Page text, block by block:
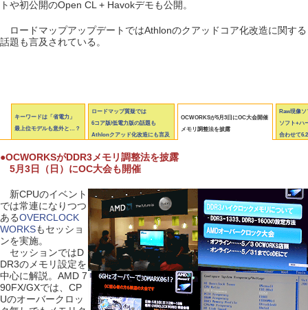
トや初公開のOpen CL + Havokデモも公開。
ロードマップアップデートではAthlonのクアッドコア化改造に関する
話題も言及されている。
キーワードは「省電力」
最上位モデルも意外と…？
ロードマップ質疑では
6コア版/低電力版の話題も
Athlonクアッド化改造にも言及
OCWORKSが5月3日にOC大会開催
メモリ調整法を披露
Raw現像ソ
ソフト+ハ
合わせて
●OCWORKSがDDR3メモリ調整法を披露
5月3日（日）にOC大会も開催
新CPUのイベント
では常連になりつつ
あるOVERCLOCK
WORKSもセッショ
ンを実施。
セッションではD
DR3のメモリ設定を
中心に解説。AMD 7
90FX/GXでは、CP
Uのオーバークロッ